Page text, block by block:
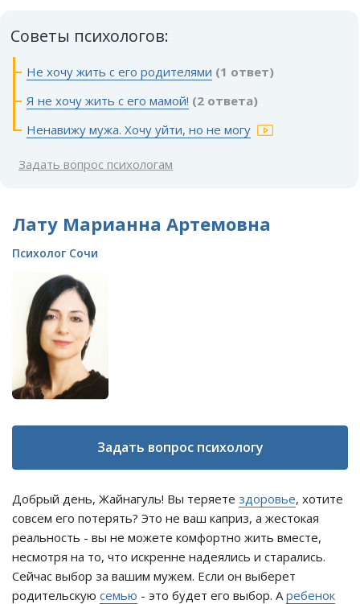
Советы психологов:
Не хочу жить с его родителями (1 ответ)
Я не хочу жить с его мамой! (2 ответа)
Ненавижу мужа. Хочу уйти, но не могу
Задать вопрос психологам
Лату Марианна Артемовна
Психолог Сочи
Задать вопрос психологу
Добрый день, Жайнагуль! Вы теряете здоровье, хотите
совсем его потерять? Это не ваш каприз, а жестокая
реальность - вы не можете комфортно жить вместе,
несмотря на то, что искренне надеялись и старались.
Сейчас выбор за вашим мужем. Если он выберет
родительскую семью - это будет его выбор. А ребенок